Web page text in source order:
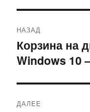
по
записям
НАЗАД
Предыдущая
запись:
Корзина на
Windows 10
ДАЛЕЕ